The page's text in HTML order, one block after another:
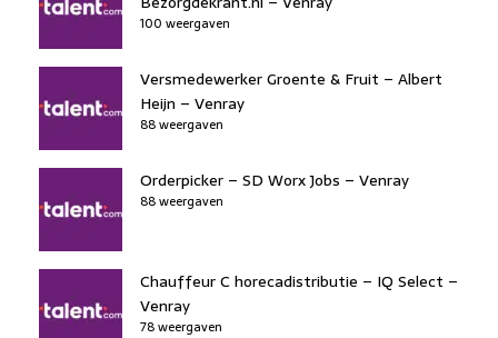
100 weergaven
Versmedewerker Groente & Fruit – Albert
Heijn – Venray
88 weergaven
Orderpicker – SD Worx Jobs – Venray
88 weergaven
Chauffeur C horecadistributie – IQ Select –
Venray
78 weergaven